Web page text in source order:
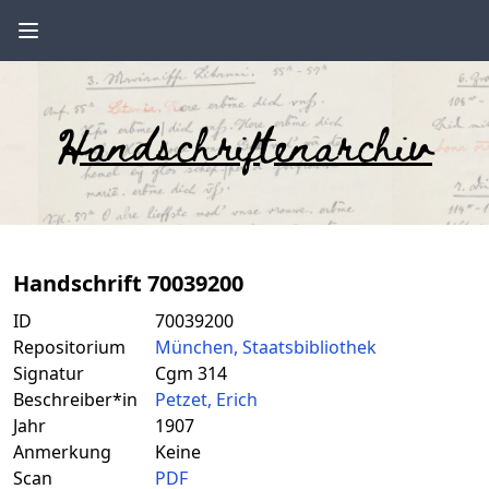
Handschriftenarchiv
Handschrift 70039200
ID
70039200
Repositorium
München, Staatsbibliothek
Signatur
Cgm 314
Beschreiber*in
Petzet, Erich
Jahr
1907
Anmerkung
Keine
Scan
PDF